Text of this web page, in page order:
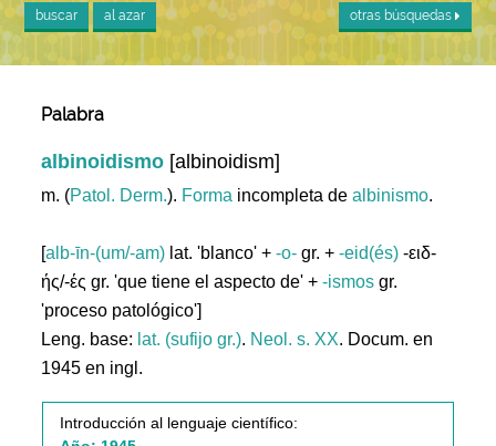
buscar al azar otras búsquedas
Palabra
albinoidismo [albinoidism]
m. (Patol. Derm.). Forma incompleta dealbinismo.
[alb-īn-(um/-am) lat. 'blanco' +-o- gr. +-eid(és) -ειδ-
ής/-ές gr. 'que tiene el aspecto de' +-ismos gr.
'proceso patológico']
Leng. base: lat. (sufijo gr.). Neol. s. XX. Docum. en
1945 en ingl.
Introducción al lenguaje científico: